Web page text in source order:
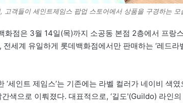
고객들이 세인트제임스 팝업 스토어에서 상품을 구경하는
화점은 3월 14일(목)까지 소공동 본점 2층에서 프랑
세계 유일하게 롯데백화점에서만 판매하는 ‘레드
‘세인트 제임스’는 기존에는 라벨 컬러가 네이비 색
간색으로 이뤄졌다. 대표적으로, ‘길도'(Guildo) 라인